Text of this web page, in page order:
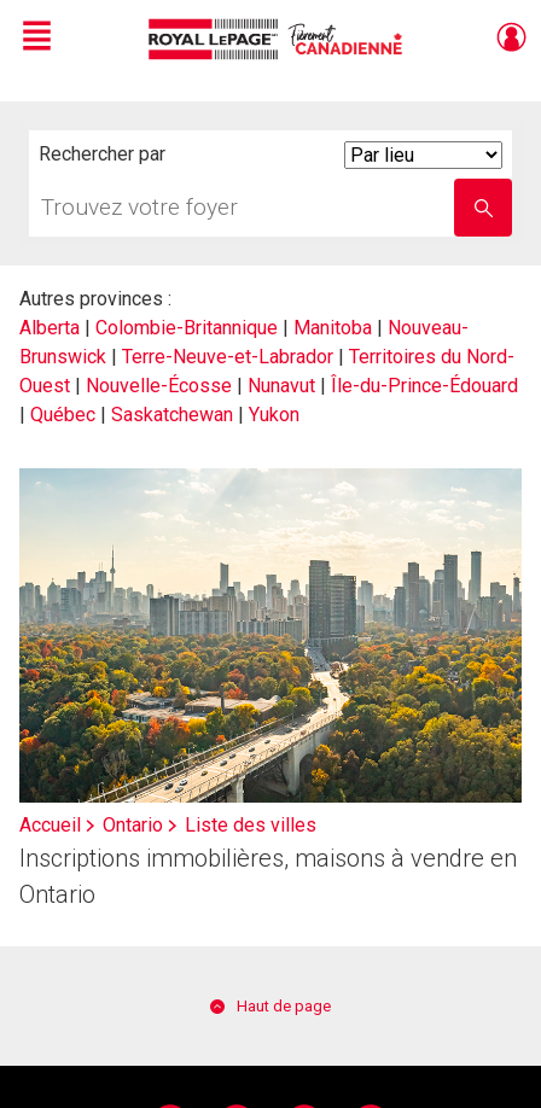
Live
En Direct
Menu
Rechercher par
votre
nom
Autres provinces :
Alberta | Colombie-Britannique | Manitoba | Nouveau-
Brunswick | Terre-Neuve-et-Labrador | Territoires du Nord-
Ouest | Nouvelle-Écosse | Nunavut | Île-du-Prince-Édouard
| Québec | Saskatchewan | Yukon
Accueil Ontario Liste des villes
Inscriptions immobilières, maisons à vendre en
Ontario
Haut de page